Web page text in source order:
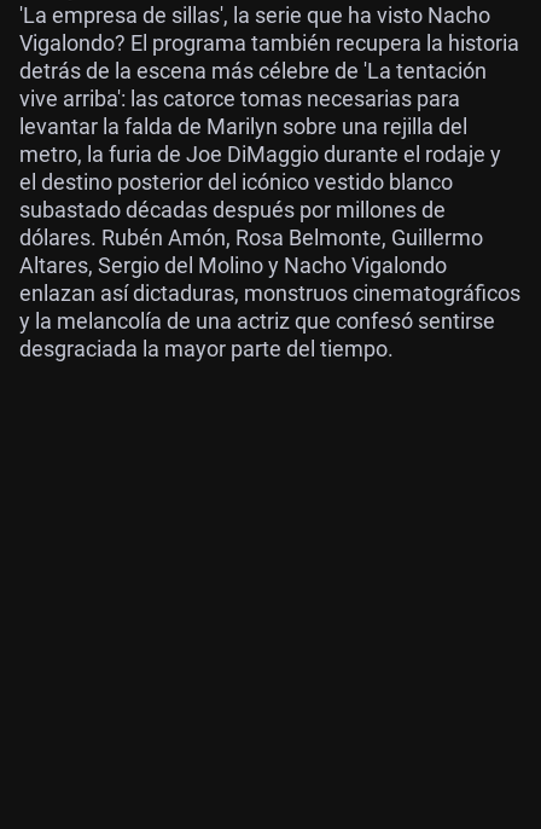
'La empresa de sillas', la serie que ha visto Nacho
Vigalondo? El programa también recupera la historia
detrás de la escena más célebre de 'La tentación
vive arriba': las catorce tomas necesarias para
levantar la falda de Marilyn sobre una rejilla del
metro, la furia de Joe DiMaggio durante el rodaje y
el destino posterior del icónico vestido blanco
subastado décadas después por millones de
dólares. Rubén Amón, Rosa Belmonte, Guillermo
Altares, Sergio del Molino y Nacho Vigalondo
enlazan así dictaduras, monstruos cinematográficos
y la melancolía de una actriz que confesó sentirse
desgraciada la mayor parte del tiempo.